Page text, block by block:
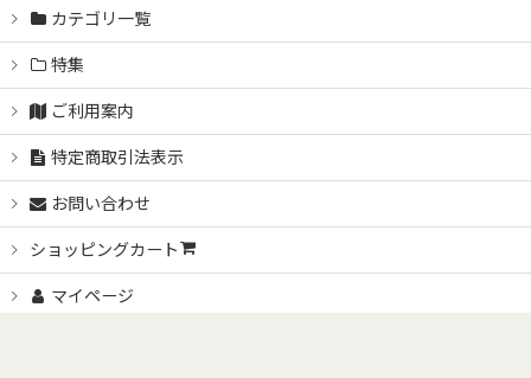
カテゴリ一覧
特集
ご利用案内
特定商取引法表示
お問い合わせ
ショッピングカート
マイページ